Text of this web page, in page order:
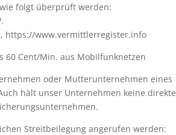
folgt überprüft werden:
https://www.vermittlerregister.info
60 Cent/Min. aus Mobilfunknetzen
oder Mutterunternehmen eines
hält unser Unternehmen keine direkte
Streitbeilegung angerufen werden: